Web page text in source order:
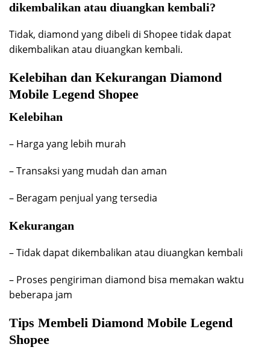
dikembalikan atau diuangkan kembali?
Tidak, diamond yang dibeli di Shopee tidak dapat
dikembalikan atau diuangkan kembali.
Kelebihan dan Kekurangan Diamond
Mobile Legend Shopee
Kelebihan
– Harga yang lebih murah
– Transaksi yang mudah dan aman
– Beragam penjual yang tersedia
Kekurangan
– Tidak dapat dikembalikan atau diuangkan kembali
– Proses pengiriman diamond bisa memakan waktu
beberapa jam
Tips Membeli Diamond Mobile Legend
Shopee